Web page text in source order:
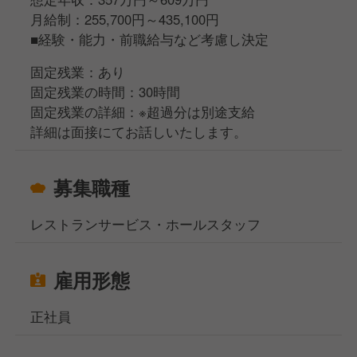
月給制：255,700円～435,100円
■経験・能力・前職給与など考慮し決定
固定残業：あり
固定残業の時間：30時間
固定残業の詳細：※超過分は別途支給
詳細は面接にてお話しいたします。
募集職種
レストランサービス・ホールスタッフ
雇用形態
正社員